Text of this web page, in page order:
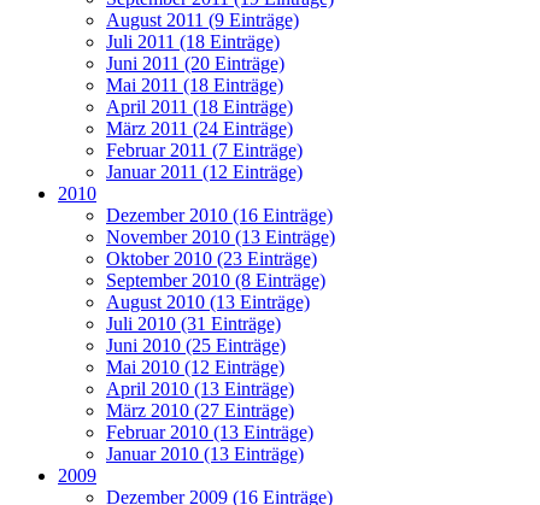
August 2011 (9 Einträge)
Juli 2011 (18 Einträge)
Juni 2011 (20 Einträge)
Mai 2011 (18 Einträge)
April 2011 (18 Einträge)
März 2011 (24 Einträge)
Februar 2011 (7 Einträge)
Januar 2011 (12 Einträge)
2010
Dezember 2010 (16 Einträge)
November 2010 (13 Einträge)
Oktober 2010 (23 Einträge)
September 2010 (8 Einträge)
August 2010 (13 Einträge)
Juli 2010 (31 Einträge)
Juni 2010 (25 Einträge)
Mai 2010 (12 Einträge)
April 2010 (13 Einträge)
März 2010 (27 Einträge)
Februar 2010 (13 Einträge)
Januar 2010 (13 Einträge)
2009
Dezember 2009 (16 Einträge)